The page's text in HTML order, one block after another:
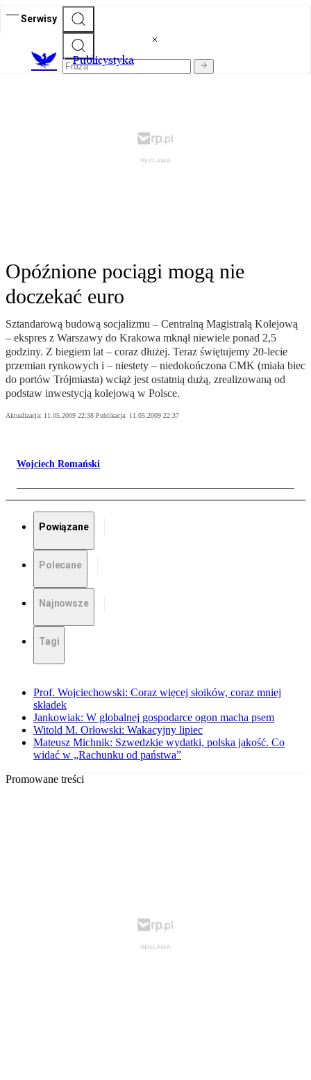
Serwisy
Publicystyka
Opóźnione pociągi mogą nie
doczekać euro
Sztandarową budową socjalizmu – Centralną Magistralą Kolejową
– ekspres z Warszawy do Krakowa mknął niewiele ponad 2,5
godziny. Z biegiem lat – coraz dłużej. Teraz świętujemy 20-lecie
przemian rynkowych i – niestety – niedokończona CMK (miała biec
do portów Trójmiasta) wciąż jest ostatnią dużą, zrealizowaną od
podstaw inwestycją kolejową w Polsce.
Aktualizacja: 11.05.2009 22:38 Publikacja: 11.05.2009 22:37
Wojciech Romański
Powiązane
Polecane
Najnowsze
Tagi
Prof. Wojciechowski: Coraz więcej słoików, coraz mniej
składek
Jankowiak: W globalnej gospodarce ogon macha psem
Witold M. Orłowski: Wakacyjny lipiec
Mateusz Michnik: Szwedzkie wydatki, polska jakość. Co
widać w „Rachunku od państwa”
Promowane treści